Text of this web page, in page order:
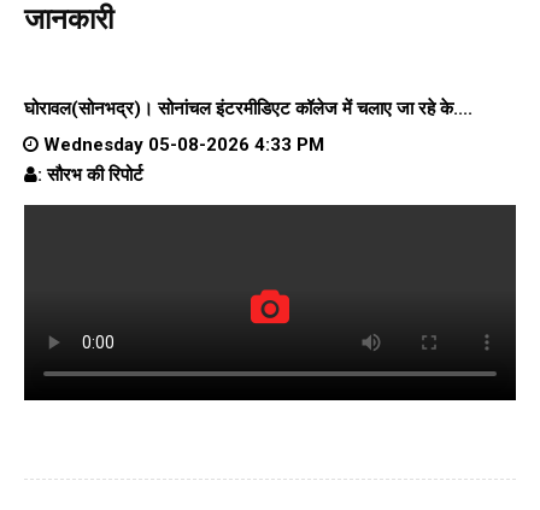
जानकारी
घोरावल(सोनभद्र)। सोनांचल इंटरमीडिएट कॉलेजमें चलाए जा रहे के....
Wednesday 05-08-2026 4:33 PM
: सौरभ की रिपोर्ट